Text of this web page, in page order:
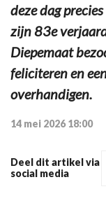
deze dag
zijn 83e
Diepemaat
feliciteren en
overhandigen.
14 mei 2026 18:00
Deel dit artikel via
social media